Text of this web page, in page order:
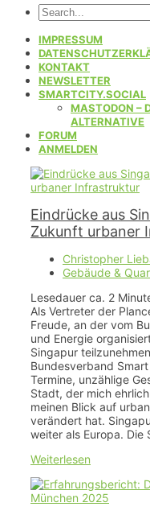
IMPRESSUM
KONTAKT
NEWSLETTER
SMARTCITY.SOCIAL
MASTODON –
ALTERNATIVE
FORUM
ANMELDEN
Eindrücke aus
Zukunft urbaner
Christopher
Gebäude &
Lesedauer ca. 2
Als Vertreter der
Freude, an der vom
und Energie
Singapur
Bundesverband
Termine, unzählige
Stadt, der mich
meinen Blick auf
verändert hat.
weiter als Europa. Die
Weiterlesen